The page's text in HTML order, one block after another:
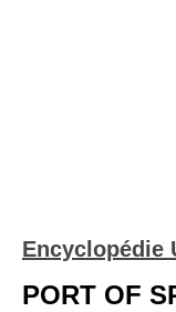
Encyclopédie
PORT OF